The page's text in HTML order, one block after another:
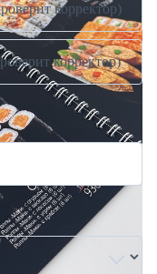
корректор)
корректор)